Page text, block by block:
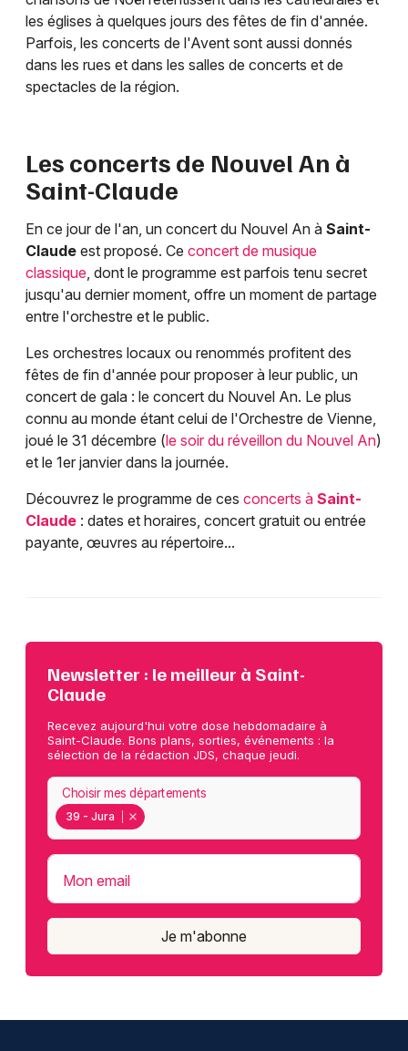
les églises à quelques jours des fêtes de fin d'année.
Parfois, les concerts de l'Avent sont aussi donnés
dans les rues et dans les salles de concerts et de
spectacles de la région.
Les concerts de Nouvel An à
Saint-Claude
En ce jour de l'an, un concert du Nouvel An à Saint-
Claude est proposé. Ce concert de musique
classique, dont le programme est parfois tenu secret
jusqu'au dernier moment, offre un moment de partage
entre l'orchestre et le public.
Les orchestres locaux ou renommés profitent des
fêtes de fin d'année pour proposer à leur public, un
concert de gala : le concert du Nouvel An. Le plus
connu au monde étant celui de l'Orchestre de Vienne,
joué le 31 décembre (le soir du réveillon du Nouvel An)
et le 1er janvier dans la journée.
Découvrez le programme de ces concerts à Saint-
Claude : dates et horaires, concert gratuit ou entrée
payante, œuvres au répertoire...
Newsletter : le meilleur à Saint-
Claude
Recevez aujourd'hui votre dose hebdomadaire à
Saint-Claude. Bons plans, sorties, événements : la
sélection de la rédaction JDS, chaque jeudi.
39 - Jura
Choisir mes départements
Mon email
Je m'abonne